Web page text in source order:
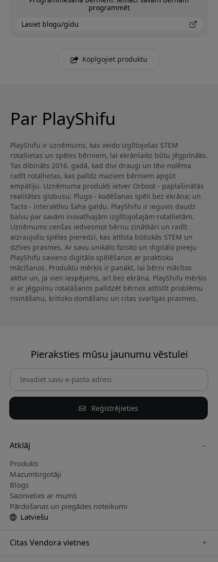
programmēt
Lasiet blogu/gidu
Kopīgojiet produktu
Par PlayShifu
PlayShifu ir uzņēmums, kas veido izglītojošas STEM
rotaļlietas un spēles bērniem, lai ekrānlaiks būtu jēgpilnāks.
Tas dibināts 2016. gadā, kad divi draugi un tēvi nolēma
radīt rotaļlietas, kas palīdz maziem bērniem apgūt
empātiju. Uzņēmuma produkti ietver Orboot - paplašinātās
realitātes globusu; Plugo - kodēšanas spēli bez ekrāna; un
Tacto - interaktīvu šaha galdu. PlayShifu ir ieguvis daudz
balvu par savām inovatīvajām izglītojošajām rotaļlietām.
Uzņēmums cenšas iedvesmot bērnu zinātkāri un radīt
aizraujošu spēles pieredzi, kas attīsta būtiskās STEM un
dzīves prasmes. Ar savu unikālo fizisko un digitālo pieeju
PlayShifu savieno digitālo spēlēšanos ar praktisku
mācīšanos. Produktu mērķis ir panākt, lai bērni mācītos
aktīvi un, ja vien iespējams, arī bez ekrāna. PlayShifu mērķis
ir ar jēgpilnu rotaļāšanos palīdzēt bērnos attīstīt problēmu
risināšanu, kritisko domāšanu un citas svarīgas prasmes.
Pieraksties mūsu jaunumu vēstulei
Reģistrējieties
Atklāj
Produkti
Mazumtirgotāji
Blogs
Sazinieties ar mums
Pārdošanas un piegādes noteikumi
Latviešu
Citas Vendora vietnes